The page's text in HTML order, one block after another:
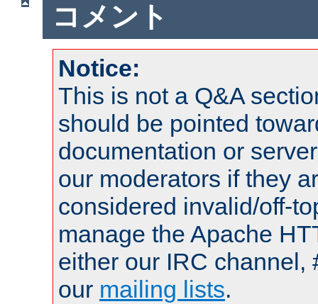
コメント
Notice:
This is not a Q&A
should be pointed
documentation or
our moderators if they
considered invalid/off-
manage the Apache
either our IRC channel,
our mailing lists.